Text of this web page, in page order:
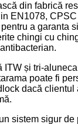
din fabrică
EN1078,
a garanta
chingi cu
ITW și tri-
poate fi
dacă clientul
sistem sigur de